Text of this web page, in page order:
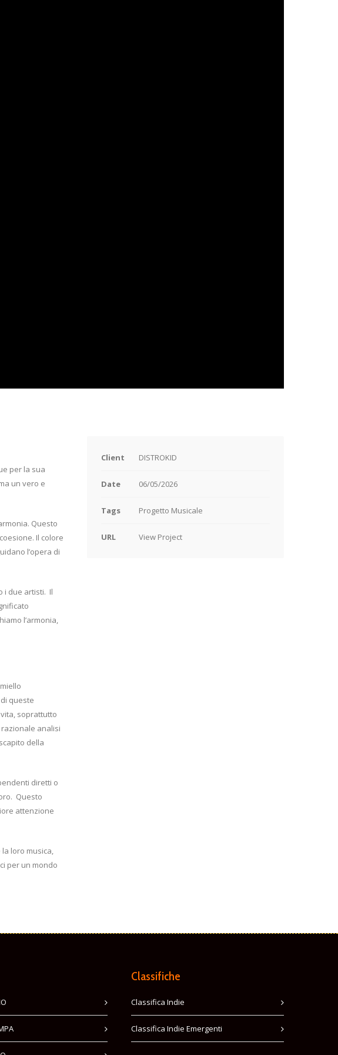
per la sua
un vero e
Questo
Il colore
l’opera di
i due artisti. Il
l’armonia,
queste
soprattutto
analisi
della
diretti o
Questo
attenzione
loro musica,
per un mondo
Client DISTROKID
Date 06/05/2026
Tags Progetto Musicale
URL View Project
Classifiche
Classifica Indie
Classifica Indie Emergenti